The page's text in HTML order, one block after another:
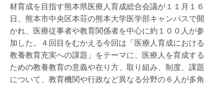
材育成を目指す熊本県医療人育成総合会議が１１月１６
日、熊本市中央区本荘の熊本大学医学部キャンパスで開
かれ、医療従事者や教育関係者を中心に約１００人が参
加した。４回目をむかえる今回は「医療人育成における
教養教育充実への課題」をテーマに、医療人を育成する
ための教養教育の意義や在り方、取り組み、制度、課題
について、教育機関や行政など異なる分野の６人が多角